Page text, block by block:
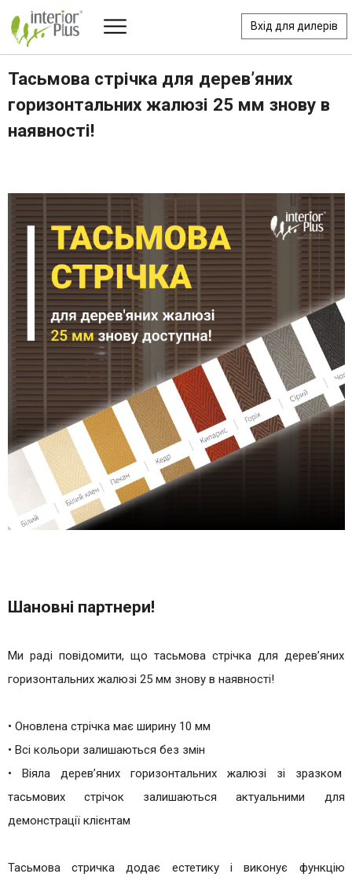
Вхід для дилерів
Тасьмова стрічка для дерев’яних
горизонтальних жалюзі 25 мм знову в
наявності!
Шановні партнери!
Ми раді повідомити, що тасьмова стрічка для дерев’яних
горизонтальних жалюзі 25 мм знову в наявності!
• Оновлена стрічка має ширину 10 мм
• Всі кольори залишаються без змін
• Віяла дерев’яних горизонтальних жалюзі зі зразком
тасьмових стрічок залишаються актуальними для
демонстрації клієнтам
Тасьмова стричка додає естетику і виконує функцію